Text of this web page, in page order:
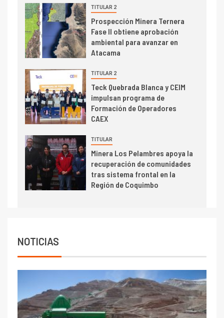
trimestre
4 I+D
Informe bimensual de
Cochilco: precio del cobre
alcanza máximos por escasez
de concentrados
5 I+D
Estudio revela cómo el precio
del cobre y educación superior
se relacionan en zonas
mineras
6
BHP proyecta producción de
cobre cercana a 2 millones de
toneladas tras récord en
Escondida
TITULAR 2
Prospección Minera Ternera
Fase II obtiene aprobación
ambiental para avanzar en
Atacama
TITULAR 2
Teck Quebrada Blanca y CEIM
impulsan programa de
Formación de Operadores
CAEX
TITULAR
Minera Los Pelambres apoya la
recuperación de comunidades
tras sistema frontal en la
Región de Coquimbo
NOTICIAS